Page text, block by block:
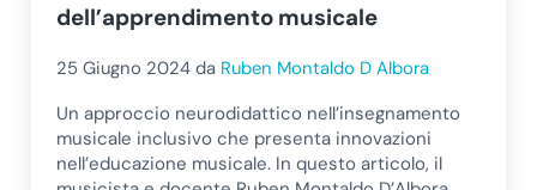
dell’apprendimento musicale
25 Giugno 2024 da Ruben Montaldo D Albora
Un approccio neurodidattico nell’insegnamento
musicale inclusivo che presenta innovazioni
nell’educazione musicale. In questo articolo, il